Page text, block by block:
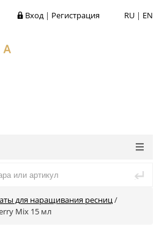
RU | EN
Вход| Регистрация
для наращивания ресниц/
Mix 15 мл